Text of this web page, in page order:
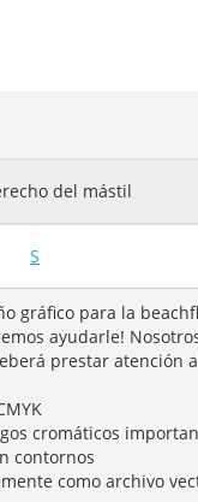
del mástil
S
gráfico para la
ayudarle!
prestar atención
cromáticos
contornos
como archivo